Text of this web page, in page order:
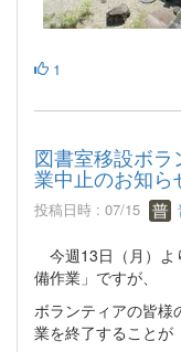
1
図書室移設ボ
業中止のお知ら
投稿日時 : 07/15
今週13日（月）よ
備作業」ですが、
ボランティアの皆様
業を終了することが